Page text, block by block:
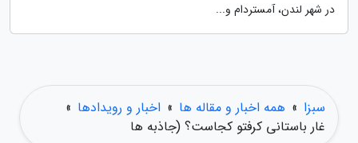
در شهر لندن، آمستردام و...
سبزا » همه اخبار و مقاله ها » اخبار و رویدادها »
غار باستانی کرفتو کجاست؟ (جاذبه ها